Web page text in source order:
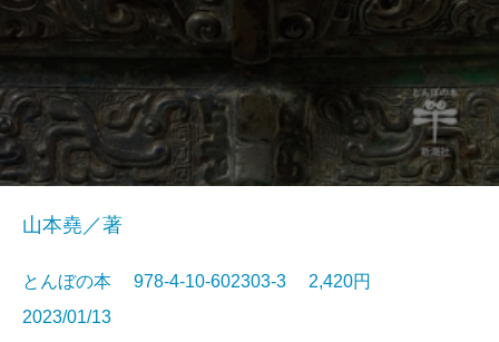
山本堯／著
とんぼの本 978-4-10-602303-3 2,420円
2023/01/13